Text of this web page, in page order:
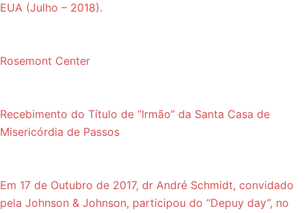
EUA (Julho – 2018).
Rosemont Center
Recebimento do Título de “Irmão” da Santa Casa de
Misericórdia de Passos
Em 17 de Outubro de 2017, dr André Schmidt, convidado
pela Johnson & Johnson, participou do “Depuy day”, no